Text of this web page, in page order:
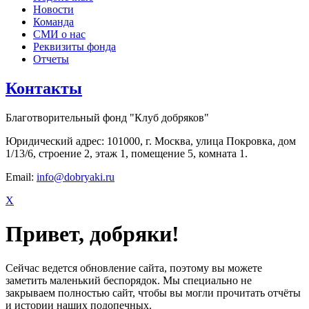
Новости
Команда
СМИ о нас
Реквизиты фонда
Отчеты
Контакты
Благотворительный фонд "Клуб добряков"
Юридический адрес: 101000, г. Москва, улица Покровка, дом
1/13/6, строение 2, этаж 1, помещение 5, комната 1.
Email: info@dobryaki.ru
X
Привет, добряки!
Сейчас ведется обновление сайта, поэтому вы можете
заметить маленький беспорядок. Мы специально не
закрываем полностью сайт, чтобы вы могли прочитать отчёты
и истории наших подопечных.